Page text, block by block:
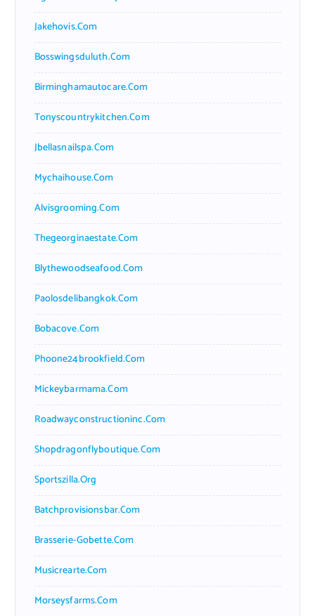
Jakehovis.com
Bosswingsduluth.com
Birminghamautocare.com
Tonyscountrykitchen.com
Jbellasnailspa.com
Mychaihouse.com
Alvisgrooming.com
Thegeorginaestate.com
Blythewoodseafood.com
Paolosdelibangkok.com
Bobacove.com
Phoone24brookfield.com
Mickeybarmama.com
Roadwayconstructioninc.com
Shopdragonflyboutique.com
Sportszilla.org
Batchprovisionsbar.com
Brasserie-Gobette.com
Musicrearte.com
Morseysfarms.com